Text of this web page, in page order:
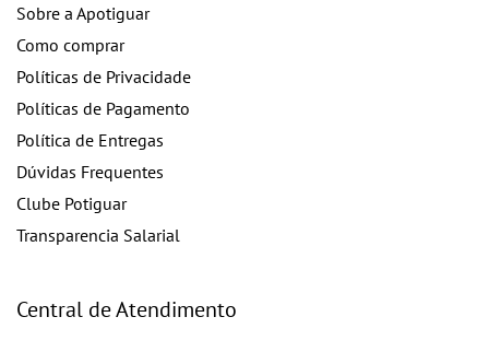
Sobre a Apotiguar
Como comprar
Políticas de Privacidade
Políticas de Pagamento
Política de Entregas
Dúvidas Frequentes
Clube Potiguar
Transparencia Salarial
Central de Atendimento